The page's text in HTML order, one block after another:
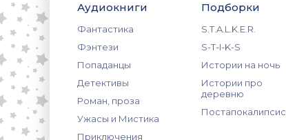
Аудиокниги
Фантастика
Фэнтези
Попаданцы
Детективы
Роман, проза
Ужасы и Мистика
Приключения
Подборки
S.T.A.L.K.E.R.
S-T-I-K-S
Истории на ночь
Истории про
деревню
Постапокалипсис